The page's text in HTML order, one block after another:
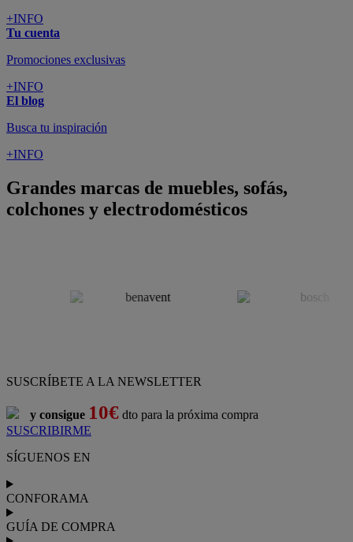
+INFO
Tu cuenta
Promociones exclusivas
+INFO
El blog
Busca tu inspiración
+INFO
Grandes marcas de muebles, sofás,
colchones y electrodomésticos
SUSCRÍBETE A LA NEWSLETTER
y consigue 10€ dto para la próxima compra
SUSCRIBIRME
SÍGUENOS EN
CONFORAMA
GUÍA DE COMPRA